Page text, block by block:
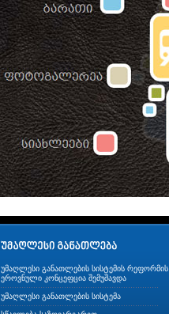
უმაღლესი განათლების სისტემის რეფორმის
ეროვნული კონცეფცია შემუშავდა
უმაღლესი განათლების სისტემა